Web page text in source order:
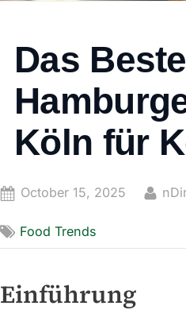
Das
Köln für
Posted
October 15, 2025 By
Food Trends
Einführung